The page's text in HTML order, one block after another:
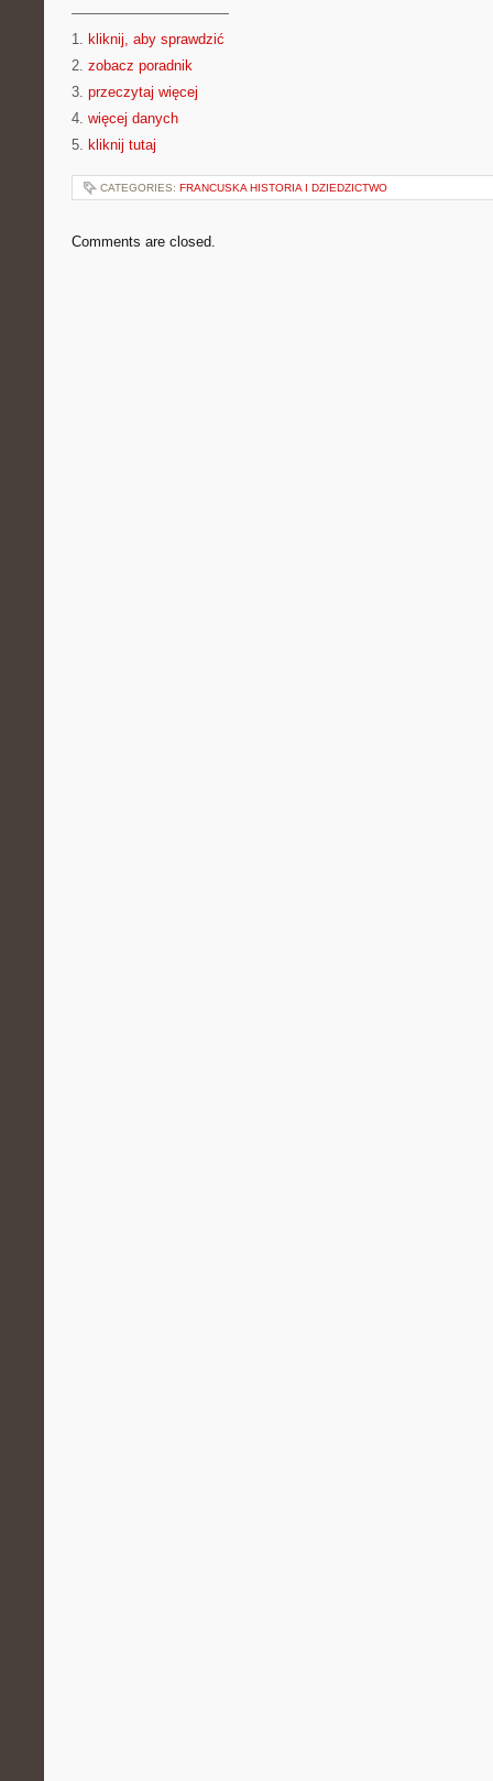
———————————
1. kliknij, aby sprawdzić
2. zobacz poradnik
3. przeczytaj więcej
4. więcej danych
5. kliknij tutaj
CATEGORIES: FRANCUSKA HISTORIA I DZIEDZICTWO
Comments are closed.